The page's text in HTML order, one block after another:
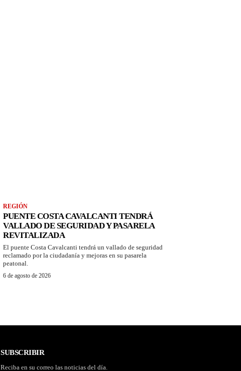
REGIÓN
PUENTE COSTA CAVALCANTI TENDRÁ
VALLADO DE SEGURIDAD Y PASARELA
REVITALIZADA
El puente Costa Cavalcanti tendrá un vallado de seguridad
reclamado por la ciudadanía y mejoras en su pasarela
peatonal.
6 de agosto de 2026
SUBSCRIBIR
Reciba en su correo las noticias del día.